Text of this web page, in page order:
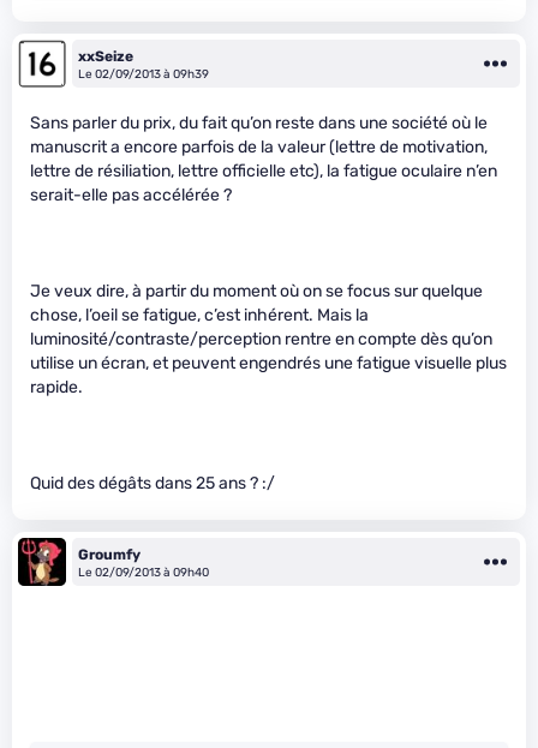
xxSeize
Le 02/09/2013 à 09h39
Sans parler du prix, du fait qu’on reste dans une société où le
manuscrit a encore parfois de la valeur (lettre de motivation,
lettre de résiliation, lettre officielle etc), la fatigue oculaire n’en
serait-elle pas accélérée ?
Je veux dire, à partir du moment où on se focus sur quelque
chose, l’oeil se fatigue, c’est inhérent. Mais la
luminosité/contraste/perception rentre en compte dès qu’on
utilise un écran, et peuvent engendrés une fatigue visuelle plus
rapide.
Quid des dégâts dans 25 ans ? :/
Groumfy
Le 02/09/2013 à 09h40